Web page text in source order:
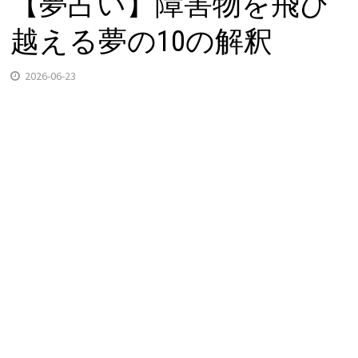
越える夢の10の解釈
2026-06-23